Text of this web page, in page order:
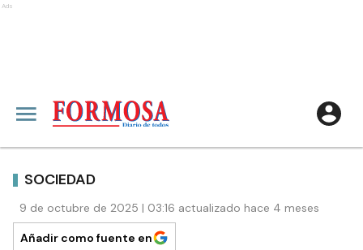
Ads
SOCIEDAD
9 de octubre de 2025 | 03:16 actualizado hace 4 meses
Añadir como fuente en